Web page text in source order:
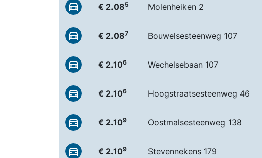
€ 2.085 Molenheiken 2
€ 2.087 Bouwelsesteenweg 107
€ 2.106 Wechelsebaan 107
€ 2.106 Hoogstraatsesteenweg 46
€ 2.109 Oostmalsesteenweg 138
€ 2.109 Stevennekens 179